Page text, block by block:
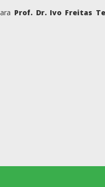
Prof. Dr. Ivo Freitas